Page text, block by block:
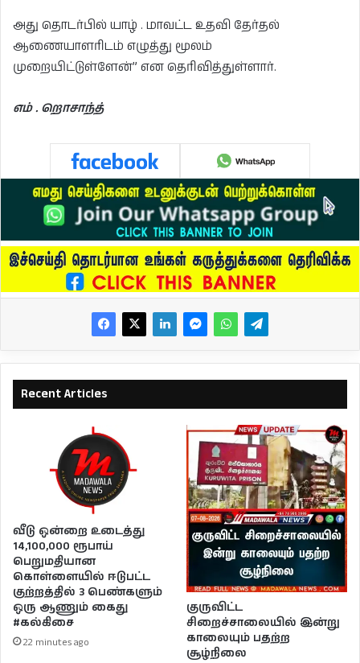
அது தொடர்பில் யாழ் . மாவட்ட உதவி தேர்தல்
ஆணையாளரிடம் எழுத்து மூலம்
முறையிட்டுள்ளேன்” என தெரிவித்துள்ளார்.
எம் . றொசாந்த்
Recent Articles
வீடு ஒன்றை உடைத்து
14,100,000 ரூபாய்
பெறுமதியான
கொள்ளையில் ஈடுபட்ட
குற்றத்தில் 3 பெண்களும்
ஒரு ஆணும் கைது
#கல்கிசை
22 minutes ago
குருவிட்ட
சிறைச்சாலையில் இன்று
காலையும் பதற்ற
சூழ்நிலை